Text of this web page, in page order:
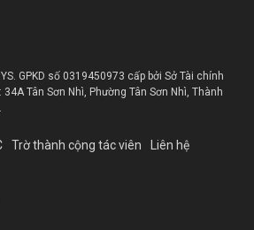
YS. GPKD số 0319450973 cấp bởi Sở Tài chính
Tân Sơn Nhì, Phường Tân Sơn Nhì, Thành
Trờ thành cộng tác viên Liên hệ